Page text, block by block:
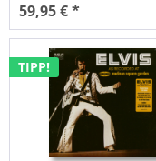
59,95 € *
TIPP!